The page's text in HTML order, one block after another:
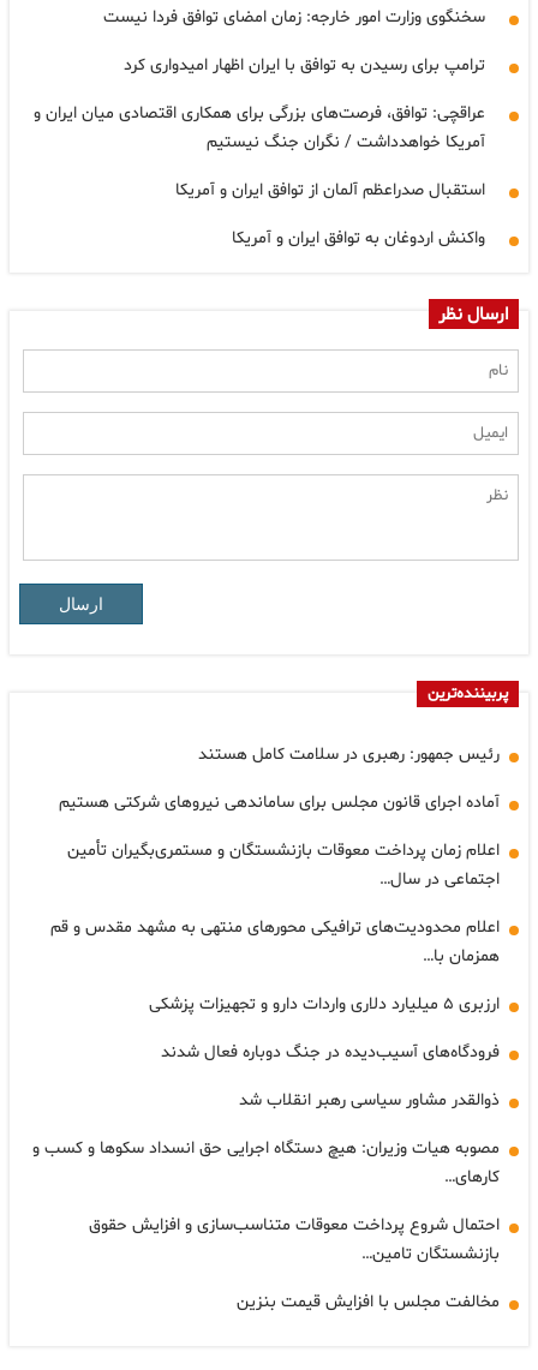
سخنگوی وزارت امور خارجه: زمان امضای توافق فردا نیست
ترامپ برای رسیدن به توافق با ایران اظهار امیدواری کرد
عراقچی: توافق، فرصت‌های بزرگی برای همکاری اقتصادی میان ایران و
آمریکا خواهدداشت / نگران جنگ نیستیم
استقبال صدراعظم آلمان از توافق ایران و آمریکا
واکنش اردوغان به توافق ایران و آمریکا
ارسال نظر
ارسال
پربیننده‌ترین
رئیس جمهور: رهبری در سلامت کامل هستند
آماده اجرای قانون مجلس برای ساماندهی نیروهای شرکتی هستیم
اعلام زمان پرداخت معوقات بازنشستگان و مستمری‌بگیران تأمین
اجتماعی در سال…
اعلام محدودیت‌های ترافیکی محورهای منتهی به مشهد مقدس و قم
همزمان با…
ارزبری ۵ میلیارد دلاری واردات دارو و تجهیزات پزشکی
فرودگاه‌های آسیب‌دیده در جنگ دوباره فعال شدند
ذوالقدر مشاور سیاسی رهبر انقلاب شد
مصوبه هیات وزیران: هیچ دستگاه اجرایی حق انسداد سکوها و کسب و
کارهای…
احتمال شروع پرداخت معوقات متناسب‌سازی و افزایش حقوق
بازنشستگان تامین…
مخالفت مجلس با افزایش قیمت بنزین